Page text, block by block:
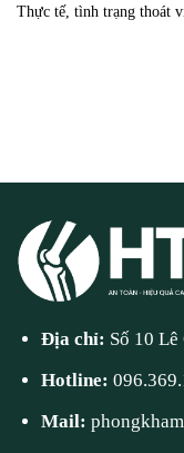
Thực tế, tình trạng thoát
Địa chỉ: Số 10
Hotline:
Mail: